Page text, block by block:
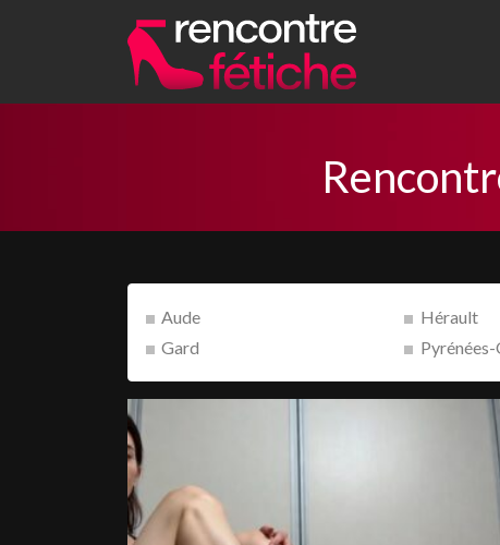
Aude
Gard
Hérault